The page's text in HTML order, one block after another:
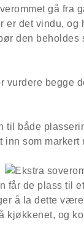
gå fra
er det vindu, og
den
vurdere begge
til både
inn som markert
får de plass til
å la dette
kjøkkenet, og